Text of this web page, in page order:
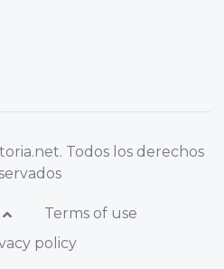
. Todos los derechos
Terms of use
policy